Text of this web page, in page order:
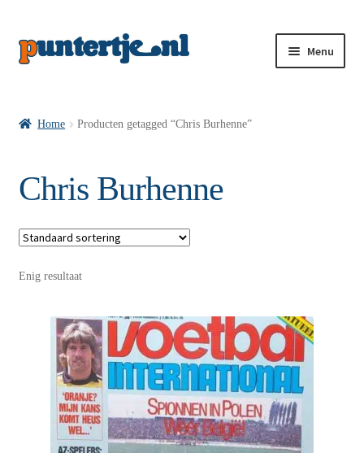
Menu
VI’s met Posters
Wie is puntertje
Puntertjes
Home Producten getagged “Chris Burhenne”
Chris Burhenne
Enig resultaat